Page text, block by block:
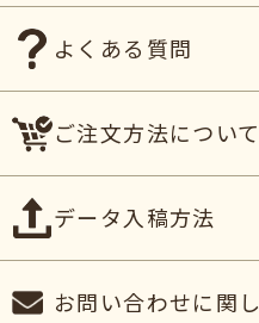
父に渡すとすごく喜ん
しそうに食べています！
ご購入頂いた商品： オ
2026年05月17日
時に涙を浮かべて喜んで
よくある質問
ご注文方法について
データ入稿方法
お問い合わせに関